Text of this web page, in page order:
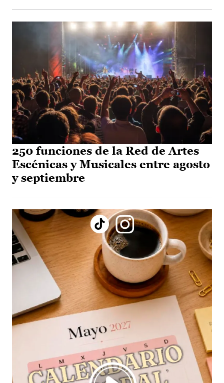
250 funciones de la Red de Artes
Escénicas y Musicales entre agosto
y septiembre